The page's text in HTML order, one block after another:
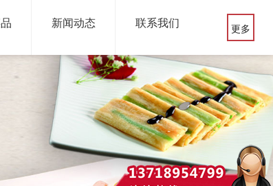
新闻动态 联系我们 更多